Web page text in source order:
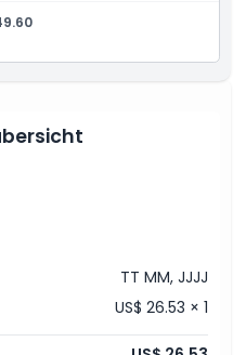
Enthält
kostenloses WLAN
vollständiges, flexibles
TT MM, JJJJ
US$ 26.53 × 1